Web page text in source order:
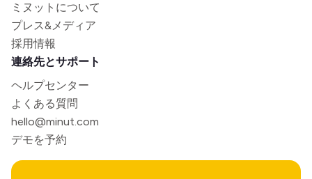
ミヌットについて
プレス&メディア
採用情報
連絡先とサポート
ヘルプセンター
よくある質問
hello@minut.com
デモを予約